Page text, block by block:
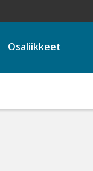
Osaliikkeet